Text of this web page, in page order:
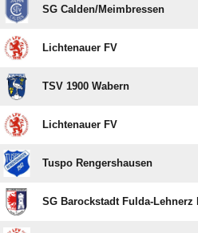
SG Calden/​Meimbressen
Lichtenauer FV
TSV 1900 Wabern
Lichtenauer FV
Tuspo Rengershausen
SG Barockstadt Fulda-Lehnerz II